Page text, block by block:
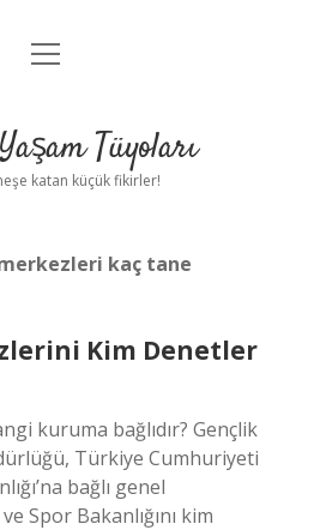
Anasayfa
Uyarı
menüyü
Tüyoları
katan küçük fikirler!
kaç tane
Kim Denetler
kuruma bağlıdır? Gençlik
Türkiye Cumhuriyeti
bağlı genel
Spor Bakanlığını kim